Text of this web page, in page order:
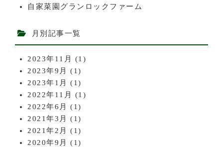
自家菜園グランロックファーム
月別記事一覧
2023年11月
(1)
2023年9月
(1)
2023年1月
(1)
2022年11月
(1)
2022年6月
(1)
2021年3月
(1)
2021年2月
(1)
2020年9月
(1)